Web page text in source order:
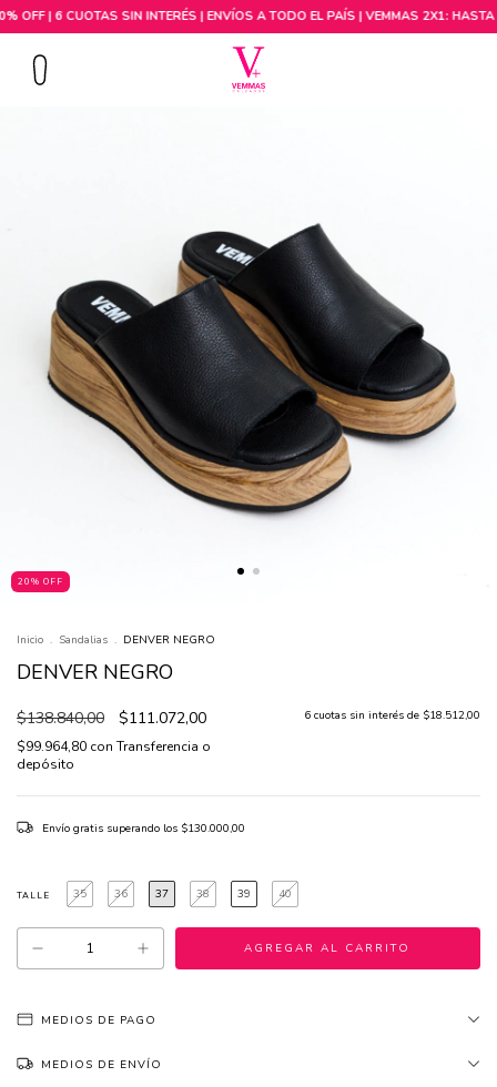
Comprar por talle
20% OFF
Inicio . Sandalias . DENVER NEGRO
DENVER NEGRO
$138.840,00 $111.072,00
$99.964,80 con Transferencia o
depósito
6 cuotas sin interés de $18.512,00
Envío gratis superando los $130.000,00
TALLE 35 36 37 38 39 40
MEDIOS DE PAGO
MEDIOS DE ENVÍO